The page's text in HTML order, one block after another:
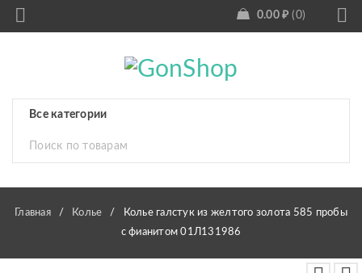
0.00 ₽ 0
Главная / Колье /
Колье галстук из желтого золота 585 пробы
с фианитом 01Л131986